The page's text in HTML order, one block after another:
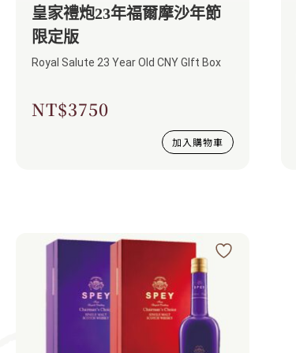
皇家禮炮23年福爾摩沙年節
限定版
Royal Salute 23 Year Old CNY GIft Box
NT$3750
加入購物車